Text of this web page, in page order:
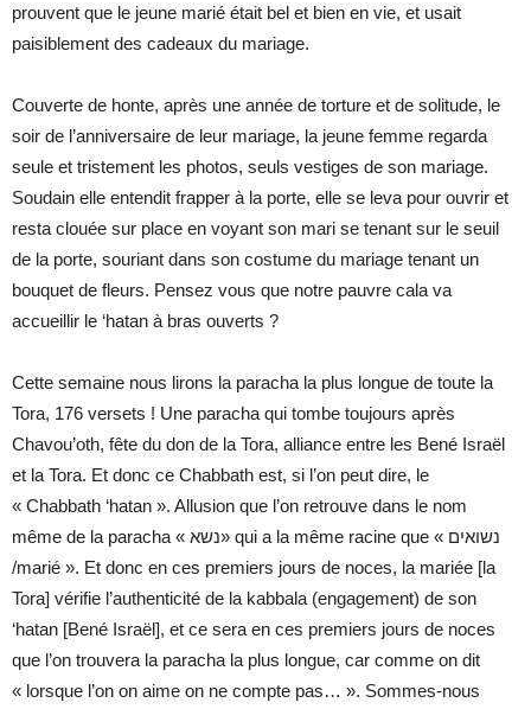
prouvent que le jeune marié était bel et bien en vie, et usait
paisiblement des cadeaux du mariage.
Couverte de honte, après une année de torture et de solitude, le
soir de l’anniversaire de leur mariage, la jeune femme regarda
seule et tristement les photos, seuls vestiges de son mariage.
Soudain elle entendit frapper à la porte, elle se leva pour ouvrir et
resta clouée sur place en voyant son mari se tenant sur le seuil
de la porte, souriant dans son costume du mariage tenant un
bouquet de fleurs. Pensez vous que notre pauvre cala va
accueillir le ‘hatan à bras ouverts ?
Cette semaine nous lirons la paracha la plus longue de toute la
Tora, 176 versets ! Une paracha qui tombe toujours après
Chavou’oth, fête du don de la Tora, alliance entre les Bené Israël
et la Tora. Et donc ce Chabbath est, si l’on peut dire, le
« Chabbath ‘hatan ». Allusion que l’on retrouve dans le nom
même de la paracha « נשא» qui a la même racine que « נשואים
/marié ». Et donc en ces premiers jours de noces, la mariée [la
Tora] vérifie l’authenticité de la kabbala (engagement) de son
‘hatan [Bené Israël], et ce sera en ces premiers jours de noces
que l’on trouvera la paracha la plus longue, car comme on dit
« lorsque l’on on aime on ne compte pas… ». Sommes-nous